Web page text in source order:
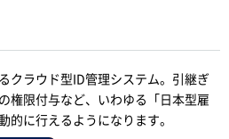
クラウド型ID管理システム。引継ぎ
権限付与など、いわゆる「日本型雇
的に行えるようになります。